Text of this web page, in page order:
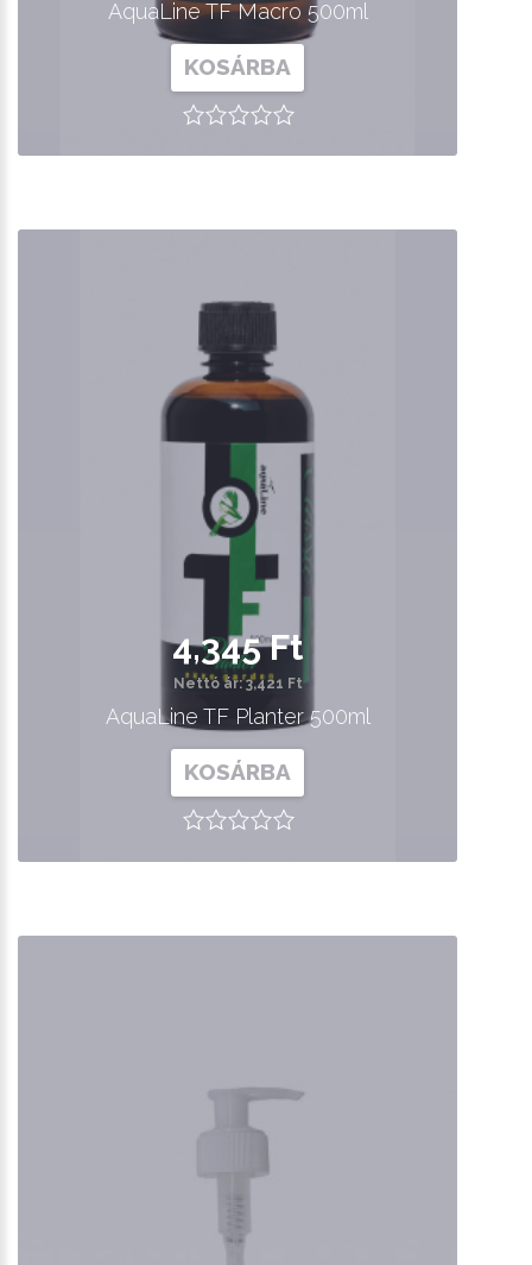
AquaLine TF Macro 500ml
KOSÁRBA
4,345 Ft
Nettó ár: 3,421 Ft
AquaLine TF Planter 500ml
KOSÁRBA